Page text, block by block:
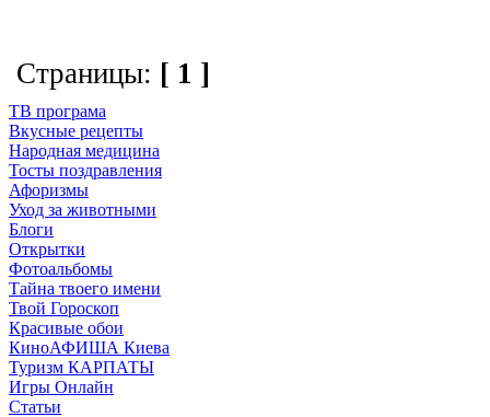
Страницы: [ 1 ]
ТВ програма
Вкусные рецепты
Народная медицина
Тосты поздравления
Афоризмы
Уход за животными
Блоги
Открытки
Фотоальбомы
Тайна твоего имени
Твой Гороскоп
Красивые обои
КиноАФИША Киева
Туризм КАРПАТЫ
Игры Онлайн
Статьи